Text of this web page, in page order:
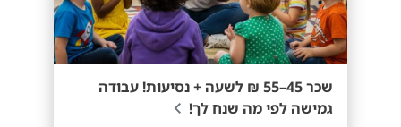
שכר 45–55 ₪ לשעה + נסיעות! עבודה
גמישה לפי מה שנח לך!